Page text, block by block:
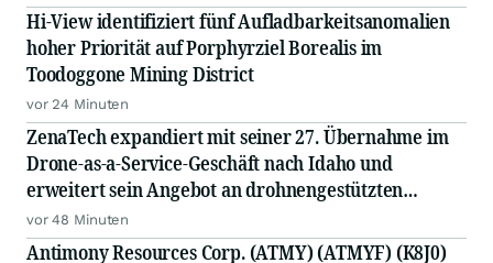
Hi-View identifiziert fünf Aufladbarkeitsanomalien
hoher Priorität auf Porphyrziel Borealis im
Toodoggone Mining District
vor 24 Minuten
ZenaTech expandiert mit seiner 27. Übernahme im
Drone-as-a-Service-Geschäft nach Idaho und
erweitert sein Angebot an drohnengestützten
Serviceleistungen im Vermessungs- und
Bauingenieurwesen
vor 48 Minuten
Antimony Resources Corp. (ATMY) (ATMYF) (K8J0)